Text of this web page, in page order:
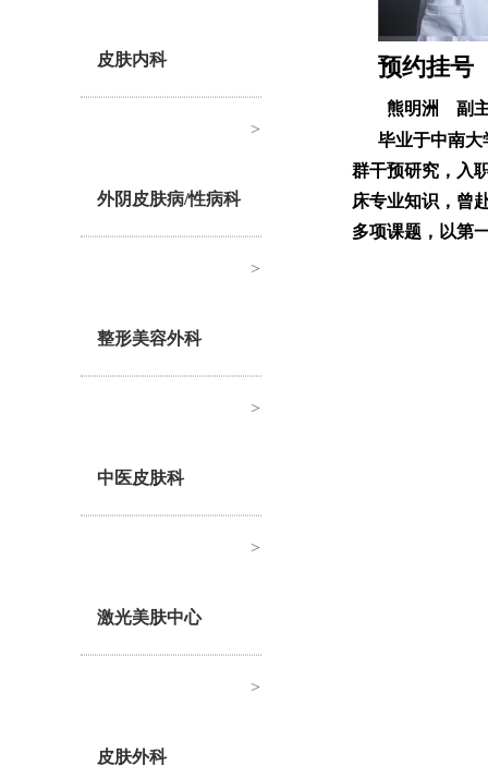
皮肤内科
>
外阴皮肤病/性病科
>
整形美容外科
>
中医皮肤科
>
激光美肤中心
>
皮肤外科
预约挂号
熊明洲副
毕业于中南
群干预研究，入
床专业知识，曾
多项课题，以第